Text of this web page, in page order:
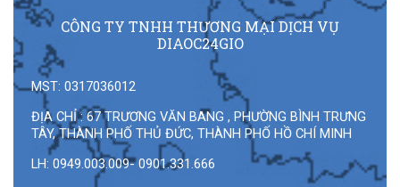
CÔNG TY TNHH THƯƠNG MẠI DỊCH VỤ
DIAOC24GIO
MST: 0317036012
ĐỊA CHỈ : 67 TRƯƠNG VĂN BANG , PHƯỜNG BÌNH TRƯNG
TÂY, THÀNH PHỐ THỦ ĐỨC, THÀNH PHỐ HỒ CHÍ MINH
LH: 0949.003.009- 0901.331.666